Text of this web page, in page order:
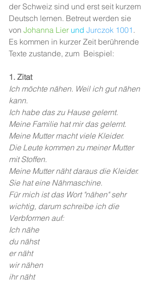
der Schweiz sind und erst seit kurzem
Deutsch lernen. Betreut werden sie
von Johanna Lier und Jurczok 1001 .
Es kommen in kurzer Zeit berührende
Texte zustande, zum  Beispiel:
1. Zitat
Ich möchte nähen. Weil ich gut nähen
kann.
Ich habe das zu Hause gelernt.
Meine Familie hat mir das gelernt.
Meine Mutter macht viele Kleider.
Die Leute kommen zu meiner Mutter
mit Stoffen.
Meine Mutter näht daraus die Kleider.
Sie hat eine Nähmaschine.
Für mich ist das Wort "nähen" sehr
wichtig, darum schreibe ich die
Verbformen auf:
Ich nähe
du nähst
er näht
wir nähen
ihr näht